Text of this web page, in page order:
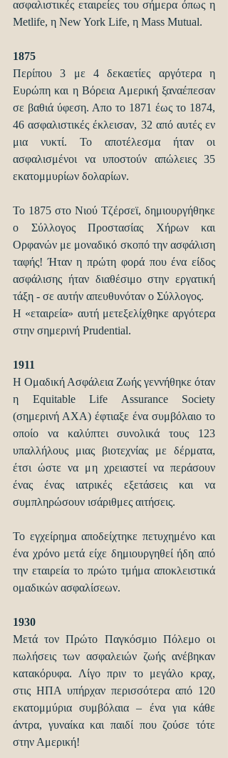
ασφαλιστικές εταιρείες του σήμερα όπως η
Metlife, η New York Life, η Mass Mutual.
1875
Περίπου 3 με 4 δεκαετίες αργότερα η
Ευρώπη και η Βόρεια Αμερική ξαναέπεσαν
σε βαθιά ύφεση. Απο το 1871 έως το 1874,
46 ασφαλιστικές έκλεισαν, 32 από αυτές εν
μια νυκτί. Το αποτέλεσμα ήταν οι
ασφαλισμένοι να υποστούν απώλειες 35
εκατομμυρίων δολαρίων.
Το 1875 στο Νιού Τζέρσεϊ, δημιουργήθηκε
ο Σύλλογος Προστασίας Χήρων και
Ορφανών με μοναδικό σκοπό την ασφάλιση
ταφής! Ήταν η πρώτη φορά που ένα είδος
ασφάλισης ήταν διαθέσιμο στην εργατική
τάξη - σε αυτήν απευθυνόταν ο Σύλλογος.
Η «εταιρεία» αυτή μετεξελίχθηκε αργότερα
στην σημερινή Prudential.
1911
Η Ομαδική Ασφάλεια Ζωής γεννήθηκε όταν
η Equitable Life Assurance Society
(σημερινή ΑΧΑ) έφτιαξε ένα συμβόλαιο το
οποίο να καλύπτει συνολικά τους 123
υπαλλήλους μιας βιοτεχνίας με δέρματα,
έτσι ώστε να μη χρειαστεί να περάσουν
ένας ένας ιατρικές εξετάσεις και να
συμπληρώσουν ισάριθμες αιτήσεις.
Το εγχείρημα αποδείχτηκε πετυχημένο και
ένα χρόνο μετά είχε δημιουργηθεί ήδη από
την εταιρεία το πρώτο τμήμα αποκλειστικά
ομαδικών ασφαλίσεων.
1930
Μετά τον Πρώτο Παγκόσμιο Πόλεμο οι
πωλήσεις των ασφαλειών ζωής ανέβηκαν
κατακόρυφα. Λίγο πριν το μεγάλο κραχ,
στις ΗΠΑ υπήρχαν περισσότερα από 120
εκατομμύρια συμβόλαια – ένα για κάθε
άντρα, γυναίκα και παιδί που ζούσε τότε
στην Αμερική!